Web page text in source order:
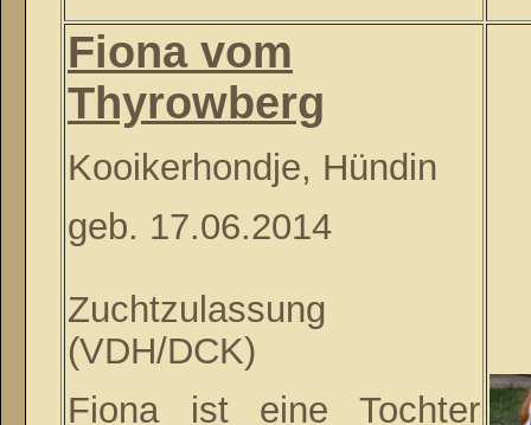
Fiona vom
Thyrowberg
Kooikerhondje, Hündin
geb. 17.06.2014
Zuchtzulassung
(VDH/DCK)
Fiona ist eine Tochter